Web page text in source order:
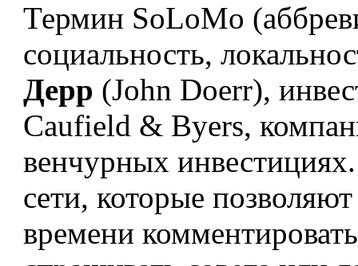
Термин SoLoMo
социальность,
Дерр (John Doerr),
Caufield & Byers,
венчурных
сети, которые
времени